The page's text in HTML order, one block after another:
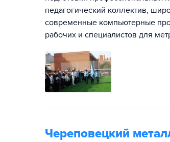
педагогический коллектив,
современные компьютерные
рабочих и специалистов для
Череповецкий